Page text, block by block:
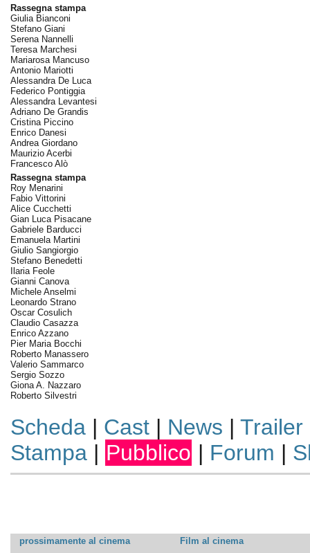
Rassegna stampa
Giulia Bianconi
Stefano Giani
Serena Nannelli
Teresa Marchesi
Mariarosa Mancuso
Antonio Mariotti
Alessandra De Luca
Federico Pontiggia
Alessandra Levantesi
Adriano De Grandis
Cristina Piccino
Enrico Danesi
Andrea Giordano
Maurizio Acerbi
Francesco Alò
Rassegna stampa
Roy Menarini
Fabio Vittorini
Alice Cucchetti
Gian Luca Pisacane
Gabriele Barducci
Emanuela Martini
Giulio Sangiorgio
Stefano Benedetti
Ilaria Feole
Gianni Canova
Michele Anselmi
Leonardo Strano
Oscar Cosulich
Claudio Casazza
Enrico Azzano
Pier Maria Bocchi
Roberto Manassero
Valerio Sammarco
Sergio Sozzo
Giona A. Nazzaro
Roberto Silvestri
Scheda| Cast| News | Trailer
Stampa| Pubblico | Forum |
prossimamente al cinema
Film al cinema